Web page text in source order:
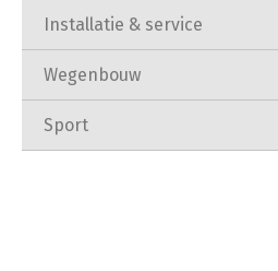
Installatie & service
Wegenbouw
Sport